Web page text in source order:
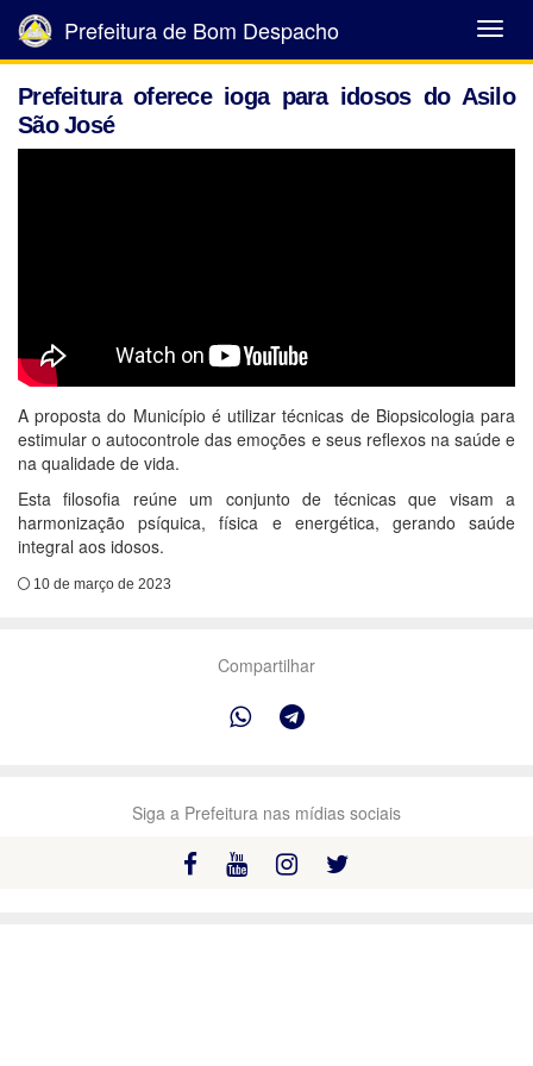
Abrir
Menu
Prefeitura de Bom Despacho
Prefeitura oferece ioga para idosos do Asilo
São José
A proposta do Município é utilizar técnicas de Biopsicologia para
estimular o autocontrole das emoções e seus reflexos na saúde e
na qualidade de vida.
Esta filosofia reúne um conjunto de técnicas que visam a
harmonização psíquica, física e energética, gerando saúde
integral aos idosos.
10 de março de 2023
Compartilhar
Siga a Prefeitura nas mídias sociais